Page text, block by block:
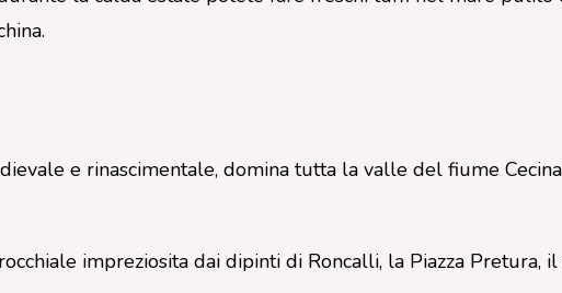
e rinascimentale, domina tutta la valle del fiume
impreziosita dai dipinti di Roncalli, la Piazza Pretura,